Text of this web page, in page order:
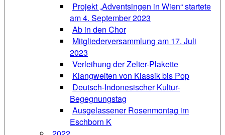
Projekt „Adventsingen in Wien“ startete
am 4. September 2023
Ab in den Chor
Mitgliederversammlung am 17. Juli
2023
Verleihung der Zelter-Plakette
Klangwelten von Klassik bis Pop
Deutsch-Indonesischer Kultur-
Begegnungstag
Ausgelassener Rosenmontag im
Eschborn K